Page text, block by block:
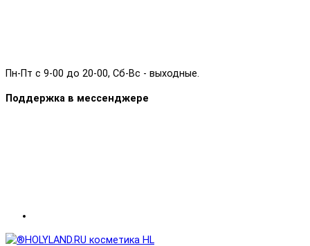
Пн-Пт с 9-00 до 20-00, Сб-Вс - выходные.
Поддержка в мессенджере